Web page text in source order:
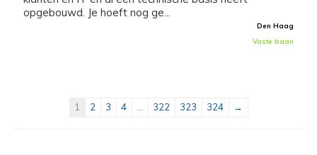
opgebouwd. Je hoeft nog ge...
Den Haag
Vaste baan
1 2 3 4 322 323 324 →